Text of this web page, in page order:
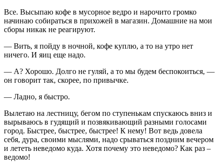
Все. Высыпаю кофе в мусорное ведро и нарочито громко
начинаю собираться в прихожей в магазин. Домашние на мои
сборы никак не реагируют.
— Вить, я пойду в ночной, кофе куплю, а то на утро нет
ничего. И яиц еще надо.
— А? Хорошо. Долго не гуляй, а то мы будем беспокоиться, —
он говорит так, скорее, по привычке.
— Ладно, я быстро.
Вылетаю на лестницу, бегом по ступенькам спускаюсь вниз и
вырываюсь в гудящий и позвякивающий разными голосами
город. Быстрее, быстрее, быстрее! К нему! Вот ведь довела
себя, дура, своими мыслями, надо срываться поздним вечером
и лететь неведомо куда. Хотя почему это неведомо? Как раз –
ведомо!